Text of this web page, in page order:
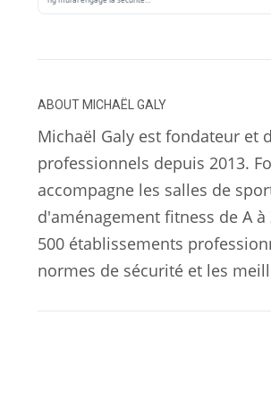
ABOUT MICHAËL GALY
Michaël Galy est fondateur et
professionnels depuis 2013.
accompagne les salles de
d'aménagement fitness de A
500 établissements
normes de sécurité et les